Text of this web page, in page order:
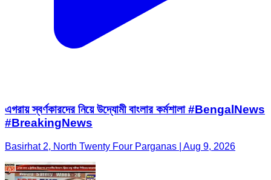
এগরায় স্বর্ণকারদের নিয়ে উদ্যোমী বাংলার কর্মশালা #BengalNews
#BreakingNews
Basirhat 2, North Twenty Four Parganas | Aug 9, 2026